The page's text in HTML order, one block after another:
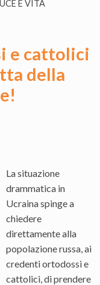
E VITA
e cattolici
della
La situazione
drammatica in
Ucraina spinge a
chiedere
direttamente alla
popolazione russa, ai
credenti ortodossi e
cattolici, di prendere